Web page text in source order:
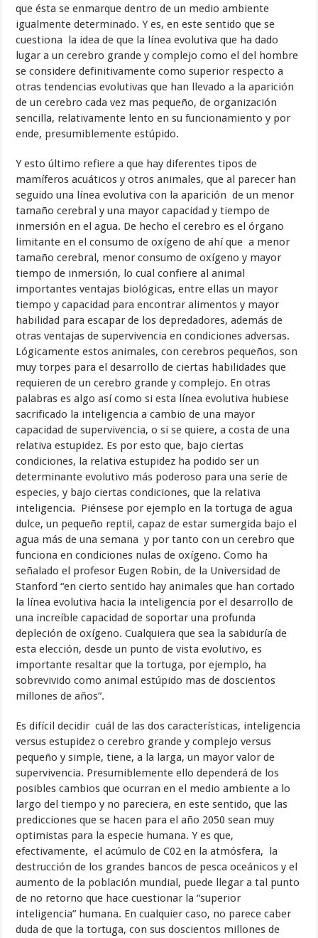
que ésta se enmarque dentro de un medio ambiente
igualmente determinado. Y es, en este sentido que se
cuestiona la idea de que la línea evolutiva que ha dado
lugar a un cerebro grande y complejo como el del hombre
se considere definitivamente como superior respecto a
otras tendencias evolutivas que han llevado a la aparición
de un cerebro cada vez mas pequeño, de organización
sencilla, relativamente lento en su funcionamiento y por
ende, presumiblemente estúpido.
Y esto último refiere a que hay diferentes tipos de
mamíferos acuáticos y otros animales, que al parecer han
seguido una línea evolutiva con la aparición de un menor
tamaño cerebral y una mayor capacidad y tiempo de
inmersión en el agua. De hecho el cerebro es el órgano
limitante en el consumo de oxígeno de ahí que a menor
tamaño cerebral, menor consumo de oxígeno y mayor
tiempo de inmersión, lo cual confiere al animal
importantes ventajas biológicas, entre ellas un mayor
tiempo y capacidad para encontrar alimentos y mayor
habilidad para escapar de los depredadores, además de
otras ventajas de supervivencia en condiciones adversas.
Lógicamente estos animales, con cerebros pequeños, son
muy torpes para el desarrollo de ciertas habilidades que
requieren de un cerebro grande y complejo. En otras
palabras es algo así como si esta línea evolutiva hubiese
sacrificado la inteligencia a cambio de una mayor
capacidad de supervivencia, o si se quiere, a costa de una
relativa estupidez. Es por esto que, bajo ciertas
condiciones, la relativa estupidez ha podido ser un
determinante evolutivo más poderoso para una serie de
especies, y bajo ciertas condiciones, que la relativa
inteligencia. Piénsese por ejemplo en la tortuga de agua
dulce, un pequeño reptil, capaz de estar sumergida bajo el
agua más de una semana y por tanto con un cerebro que
funciona en condiciones nulas de oxígeno. Como ha
señalado el profesor Eugen Robin, de la Universidad de
Stanford “en cierto sentido hay animales que han cortado
la línea evolutiva hacia la inteligencia por el desarrollo de
una increíble capacidad de soportar una profunda
depleción de oxígeno. Cualquiera que sea la sabiduría de
esta elección, desde un punto de vista evolutivo, es
importante resaltar que la tortuga, por ejemplo, ha
sobrevivido como animal estúpido mas de doscientos
millones de años”.
Es difícil decidir cuál de las dos características, inteligencia
versus estupidez o cerebro grande y complejo versus
pequeño y simple, tiene, a la larga, un mayor valor de
supervivencia. Presumiblemente ello dependerá de los
posibles cambios que ocurran en el medio ambiente a lo
largo del tiempo y no pareciera, en este sentido, que las
predicciones que se hacen para el año 2050 sean muy
optimistas para la especie humana. Y es que,
efectivamente, el acúmulo de C02 en la atmósfera, la
destrucción de los grandes bancos de pesca oceánicos y el
aumento de la población mundial, puede llegar a tal punto
de no retorno que hace cuestionar la “superior
inteligencia” humana. En cualquier caso, no parece caber
duda de que la tortuga, con sus doscientos millones de